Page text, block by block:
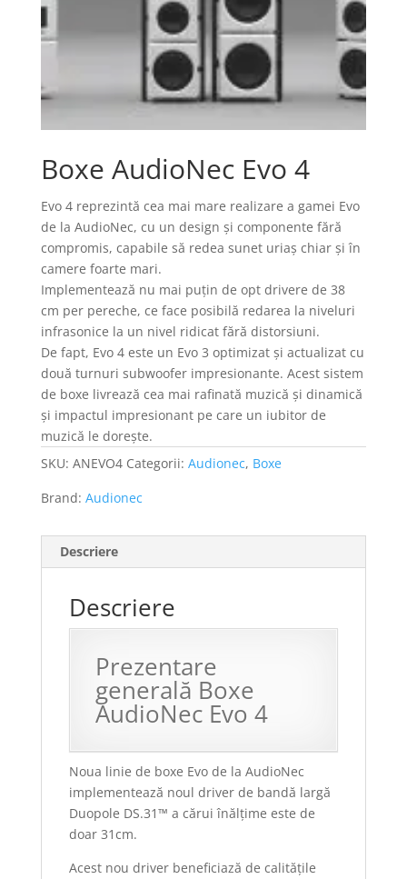
Boxe AudioNec Evo 4
Evo 4 reprezintă cea mai mare realizare a gamei Evo
de la AudioNec, cu un design și componente fără
compromis, capabile să redea sunet uriaș chiar și în
camere foarte mari.
Implementează nu mai puțin de opt drivere de 38
cm per pereche, ce face posibilă redarea la niveluri
infrasonice la un nivel ridicat fără distorsiuni.
De fapt, Evo 4 este un Evo 3 optimizat și actualizat cu
două turnuri subwoofer impresionante. Acest sistem
de boxe livrează cea mai rafinată muzică și dinamică
și impactul impresionant pe care un iubitor de
muzică le dorește.
SKU: ANEVO4 Categorii: Audionec, Boxe
Brand: Audionec
Descriere
Descriere
Prezentare
generală Boxe
AudioNec Evo 4
Noua linie de boxe Evo de la AudioNec
implementează noul driver de bandă largă
Duopole DS.31™ a cărui înălțime este de
doar 31cm.
Acest nou driver beneficiază de calitățile